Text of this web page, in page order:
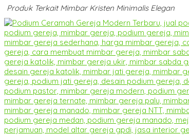
Produk Terkait Mimbar Kristen Minimalis Elegan